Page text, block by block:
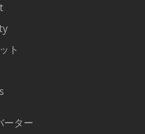
ト
ーター